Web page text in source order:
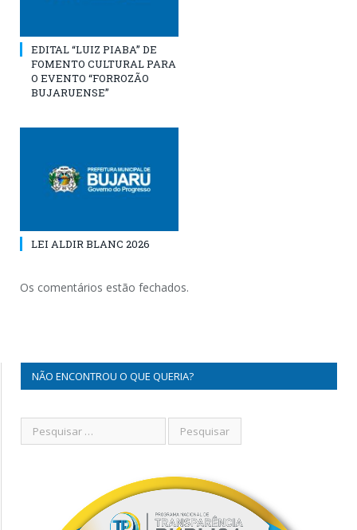
EDITAL “LUIZ PIABA” DE
FOMENTO CULTURAL PARA
O EVENTO “FORROZÃO
BUJARUENSE”
LEI ALDIR BLANC 2026
Os comentários estão fechados.
NÃO ENCONTROU O QUE QUERIA?